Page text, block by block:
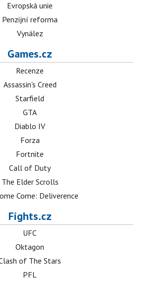
Evropská unie
Penzijní reforma
Vynález
Games.cz
Recenze
Assassin's Creed
Starfield
GTA
Diablo IV
Forza
Fortnite
Call of Duty
The Elder Scrolls
Come: Deliverence
Fights.cz
UFC
Oktagon
of The Stars
PFL